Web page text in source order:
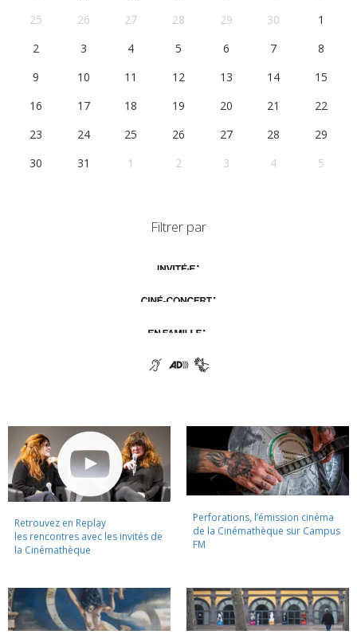
25
26 27 28 29 30
1
2
3 4 5 6 7
8
9
10 11 12 13 14
15
16
17 18 19 20 21
22
23
24 25 26 27 28
29
30
31 1 2 3 4 5
Filtrer par
Retrouvez en Replay
les rencontres avec les invités de
la Cinémathèque
Perforations, l’émission cinéma
de la Cinémathèque sur Campus
FM